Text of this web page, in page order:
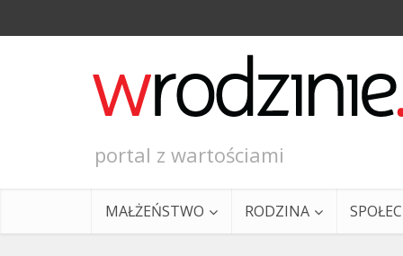
portal z wartościami
MAŁŻEŃSTWO RODZINA